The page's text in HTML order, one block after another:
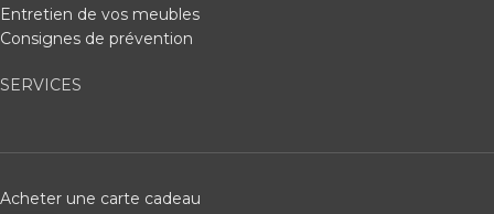
Entretien de vos meubles
Consignes de prévention
SERVICES
Acheter une carte cadeau